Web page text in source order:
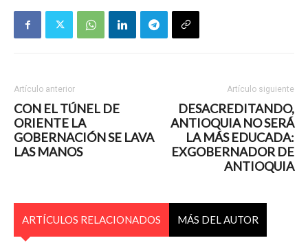
Artículo anterior
CON EL TÚNEL DE
ORIENTE LA
GOBERNACIÓN SE LAVA
LAS MANOS
Artículo siguiente
DESACREDITANDO,
ANTIOQUIA NO SERÁ
LA MÁS EDUCADA:
EXGOBERNADOR DE
ANTIOQUIA
ARTÍCULOS RELACIONADOS MÁS DEL AUTOR